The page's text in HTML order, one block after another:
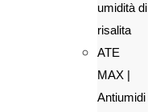
umidità di
risalita
ATE
MAX |
Antiumidi